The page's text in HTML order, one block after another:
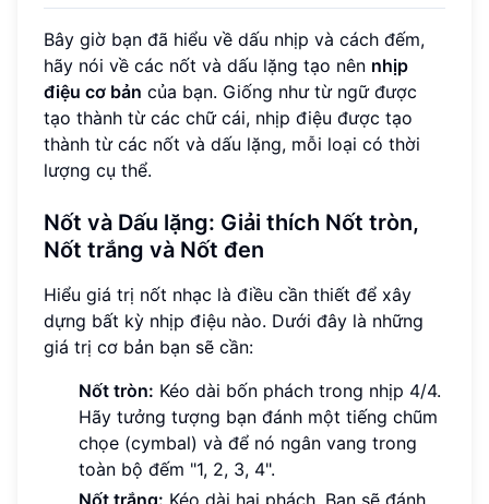
Bây giờ bạn đã hiểu về dấu nhịp và cách đếm,
hãy nói về các nốt và dấu lặng tạo nên nhịp
điệu cơ bản của bạn. Giống như từ ngữ được
tạo thành từ các chữ cái, nhịp điệu được tạo
thành từ các nốt và dấu lặng, mỗi loại có thời
lượng cụ thể.
Nốt và Dấu lặng: Giải thích Nốt tròn,
Nốt trắng và Nốt đen
Hiểu giá trị nốt nhạc là điều cần thiết để xây
dựng bất kỳ nhịp điệu nào. Dưới đây là những
giá trị cơ bản bạn sẽ cần:
Nốt tròn: Kéo dài bốn phách trong nhịp 4/4.
Hãy tưởng tượng bạn đánh một tiếng chũm
chọe (cymbal) và để nó ngân vang trong
toàn bộ đếm "1, 2, 3, 4".
Nốt trắng: Kéo dài hai phách. Bạn sẽ đánh